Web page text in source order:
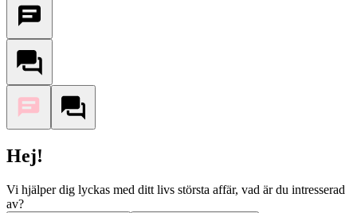
Hej!
Vi hjälper dig lyckas med ditt livs största affär, vad är du intresserad
av?